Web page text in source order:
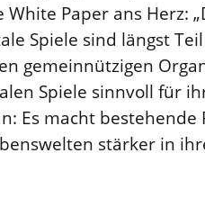
Paper ans Herz:
Spiele sind längst
gemeinnützigen
Spiele sinnvoll für
Es macht bestehende
stärker in